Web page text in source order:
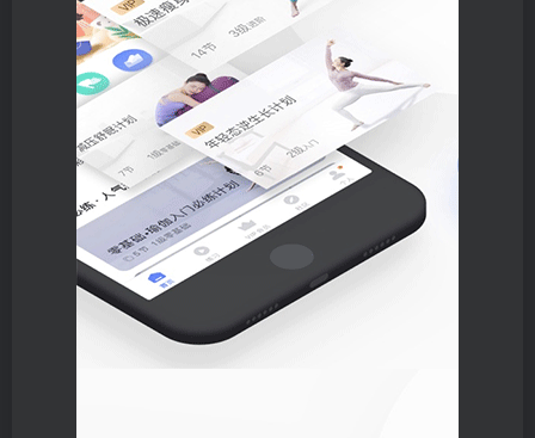
社交账号登录
微信登录
使用社交账号登录即表示同意 用户协议、隐私声明